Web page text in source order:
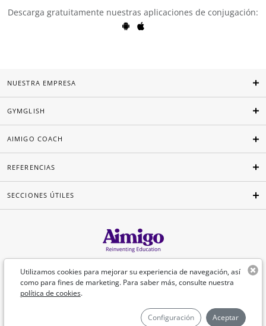
Descarga gratuitamente nuestras aplicaciones de conjugación:
Utilizamos cookies para mejorar su experiencia de navegación, así
como para fines de marketing. Para saber más, consulte nuestra
política de cookies.
Configuración Aceptar
NUESTRA EMPRESA
GYMGLISH
AIMIGO COACH
REFERENCIAS
SECCIONES ÚTILES
Español